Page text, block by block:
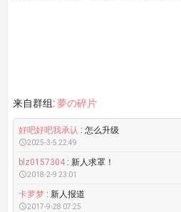
来自群组: 夢の碎片
好吧好吧我承认 : 怎么升级
2025-3-5 22:49
blz0157304: 新人求罩！
2018-2-9 23:01
卡罗梦: 新人报道
2017-9-28 07:25